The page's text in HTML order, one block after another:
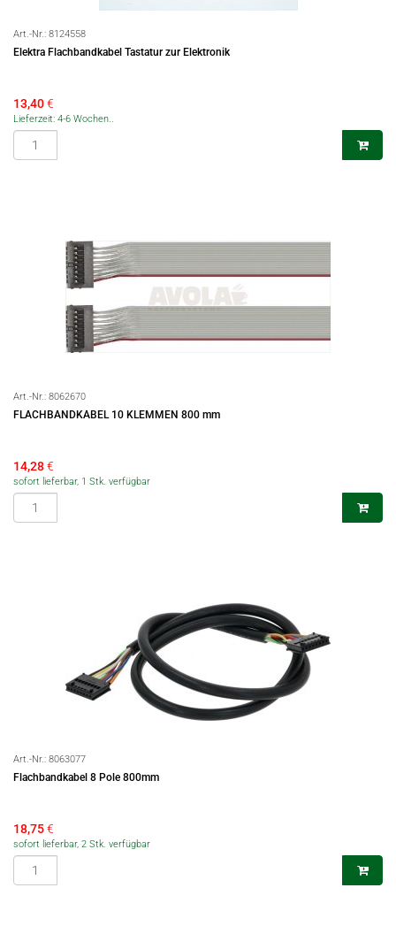
Art.-Nr.: 8124558
Elektra Flachbandkabel Tastatur zur Elektronik
13,40€
Lieferzeit: 4-6 Wochen..
Art.-Nr.: 8062670
FLACHBANDKABEL 10 KLEMMEN 800 mm
14,28€
sofort lieferbar, 1 Stk. verfügbar
Art.-Nr.: 8063077
Flachbandkabel 8 Pole 800mm
18,75€
sofort lieferbar, 2 Stk. verfügbar